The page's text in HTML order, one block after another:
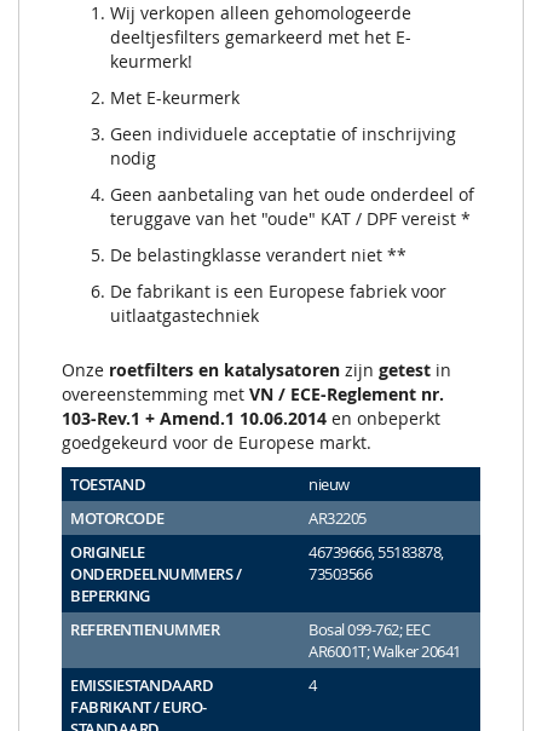
Wij verkopen alleen gehomologeerde
deeltjesfilters gemarkeerd met het E-
keurmerk!
Met E-keurmerk
Geen individuele acceptatie of inschrijving
nodig
Geen aanbetaling van het oude onderdeel of
teruggave van het "oude" KAT / DPF vereist *
De belastingklasse verandert niet **
De fabrikant is een Europese fabriek voor
uitlaatgastechniek
Onze roetfilters en katalysatoren zijn getest in
overeenstemming met VN / ECE-Reglement nr.
103-Rev.1 + Amend.1 10.06.2014 en onbeperkt
goedgekeurd voor de Europese markt.
TOESTAND
nieuw
MOTORCODE
AR32205
ORIGINELE
ONDERDEELNUMMERS /
BEPERKING
46739666, 55183878,
73503566
REFERENTIENUMMER
Bosal 099-762; EEC
AR6001T; Walker 20641
EMISSIESTANDAARD
FABRIKANT / EURO-
4